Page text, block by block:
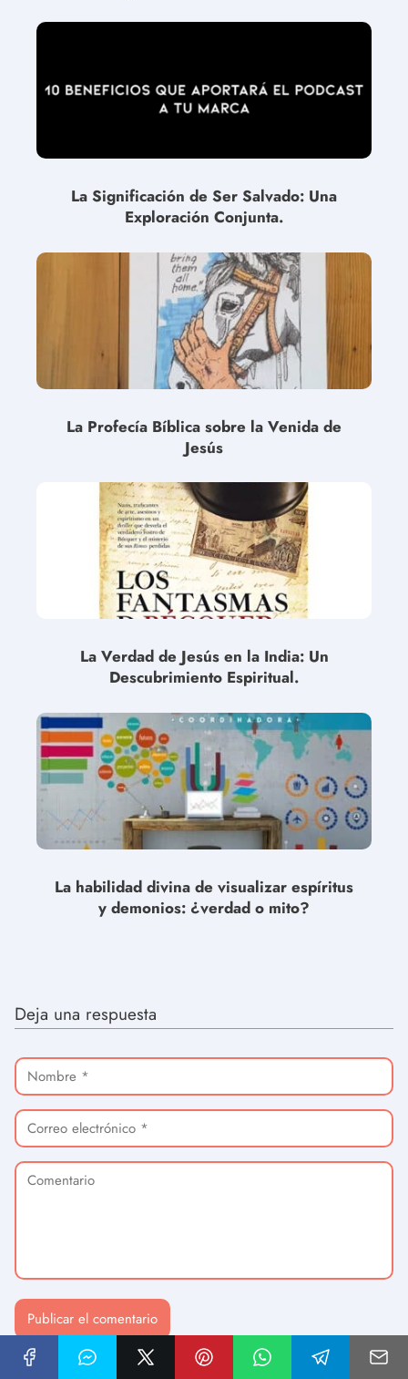
La Significación de Ser Salvado: Una
Exploración Conjunta.
La Profecía Bíblica sobre la Venida de
Jesús
La Verdad de Jesús en la India: Un
Descubrimiento Espiritual.
La habilidad divina de visualizar espíritus
y demonios: ¿verdad o mito?
Deja una respuesta